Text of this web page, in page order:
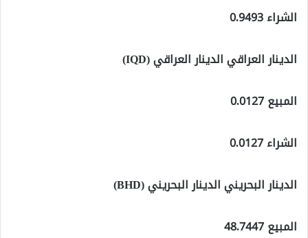
الشراء 0.9493
الدينار العراقي الدينار العراقي (IQD)
المبيع 0.0127
الشراء 0.0127
الدينار البحريني الدينار البحريني (BHD)
المبيع 48.7447